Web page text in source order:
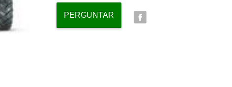
PERGUNTAR